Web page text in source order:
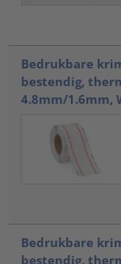
Bedrukbare
bestendig,
4.8mm/1.6mm,
Bedrukbare
bestendig,